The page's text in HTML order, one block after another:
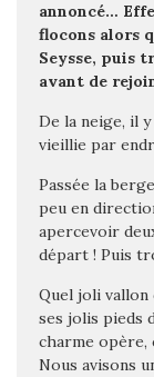
annoncé…
flocons alors
Seysse, puis
avant de
De la neige, il
vieillie par
Passée la
peu en
apercevoir
départ ! Puis
Quel joli vallon
ses jolis pieds
charme opère,
Nous avisons